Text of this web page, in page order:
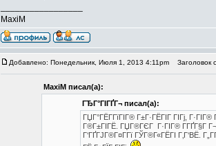
MaxiM
Добавлено: Понедельник, Июля 1, 2013 4:11pm Заголовок
MaxiM писал(а):
ГЂГ°ГІГҐГ¬ писал(а):
ГЏГ°ГЁГ­ГїГІГ® Г±Г·ГЁГІГ ГІГј,
Г®Г±ГІГЁ. ГЏГ®ГЄГ Г·ГІГ® Г­ГҐГ§Г
Г‘ГҐГЈГ®Г¤Г­Гї ГЎГ®Г«ГЁГІ Г‚Г‘ВЁ.